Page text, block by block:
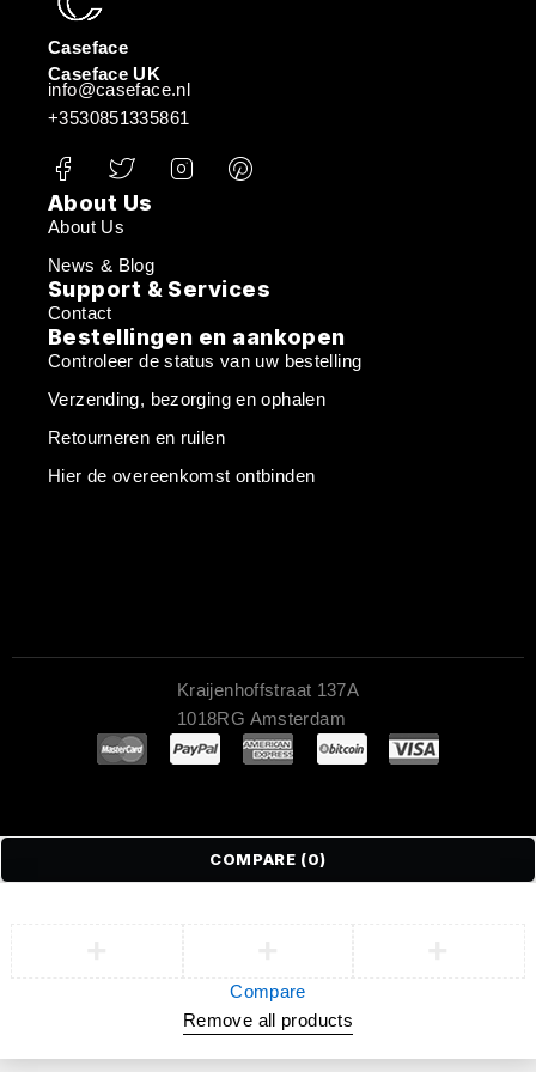
Caseface
Caseface UK
info@caseface.nl
+3530851335861
About Us
About Us
News & Blog
Support & Services
Contact
Bestellingen en aankopen
Controleer de status van uw bestelling
Verzending, bezorging en ophalen
Retourneren en ruilen
Hier de overeenkomst ontbinden
Kraijenhoffstraat 137A
1018RG Amsterdam
COMPARE (0)
Compare
Remove all products